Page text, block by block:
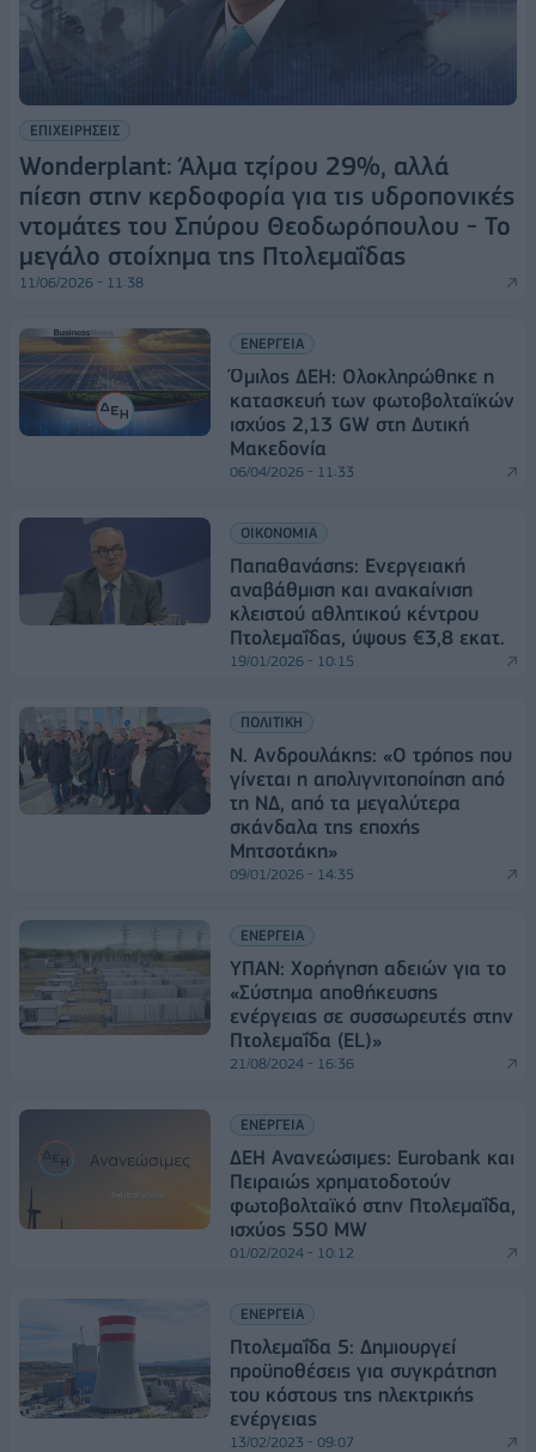
ΕΠΙΧΕΙΡΗΣΕΙΣ
Wonderplant: Άλμα τζίρου 29%, αλλά
πίεση στην κερδοφορία για τις υδροπονικές
ντομάτες του Σπύρου Θεοδωρόπουλου - Το
μεγάλο στοίχημα της Πτολεμαΐδας
11/06/2026 - 11:38
ΕΝΕΡΓΕΙΑ
Όμιλος ΔΕΗ: Ολοκληρώθηκε η
κατασκευή των φωτοβολταϊκών
ισχύος 2,13 GW στη Δυτική
Μακεδονία
06/04/2026 - 11:33
ΟΙΚΟΝΟΜΙΑ
Παπαθανάσης: Ενεργειακή
αναβάθμιση και ανακαίνιση
κλειστού αθλητικού κέντρου
Πτολεμαΐδας, ύψους €3,8 εκατ.
19/01/2026 - 10:15
ΠΟΛΙΤΙΚΗ
Ν. Ανδρουλάκης: «Ο τρόπος που
γίνεται η απολιγνιτοποίηση από
τη ΝΔ, από τα μεγαλύτερα
σκάνδαλα της εποχής
Μητσοτάκη»
09/01/2026 - 14:35
ΕΝΕΡΓΕΙΑ
ΥΠΑΝ: Χορήγηση αδειών για το
«Σύστημα αποθήκευσης
ενέργειας σε συσσωρευτές στην
Πτολεμαΐδα (EL)»
21/08/2024 - 16:36
ΕΝΕΡΓΕΙΑ
ΔΕΗ Ανανεώσιμες: Eurobank και
Πειραιώς χρηματοδοτούν
φωτοβολταϊκό στην Πτολεμαΐδα,
ισχύος 550 ΜW
01/02/2024 - 10:12
ΕΝΕΡΓΕΙΑ
Πτολεμαΐδα 5: Δημιουργεί
προϋποθέσεις για συγκράτηση
του κόστους της ηλεκτρικής
ενέργειας
13/02/2023 - 09:07